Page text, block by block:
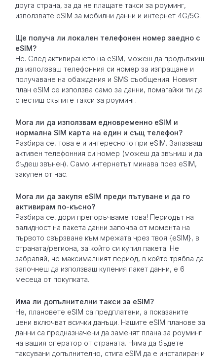
друга страна, за да не плащате такси за роуминг,
използвате eSIM за мобилни данни и интернет 4G/5G.
Ще получа ли локален телефонен номер заедно с
eSIM?
Не. След активирането на eSIM, можеш да продължиш
да използваш телефонния си номер за изпращане и
получаване на обаждания и SMS съобщения. Новият
план eSIM се използва само за данни, помагайки ти да
спестиш скъпите такси за роуминг.
Мога ли да използвам едновременно eSIM и
нормална SIM карта на един и същ телефон?
Разбира се, това е и интересното при eSIM. Запазваш
активен телефонния си номер (можеш да звъниш и да
бъдеш звънен). Само интернетът минава през eSIM,
закупен от нас.
Мога ли да закупя eSIM преди пътуване и да го
активирам по-късно?
Разбира се, дори препоръчваме това! Периодът на
валидност на пакета данни започва от момента на
първото свързване към мрежата чрез твоя {eSIM}, в
страната/региона, за който си купил пакета. Не
забравяй, че максималният период, в който трябва да
започнеш да използваш купения пакет данни, е 6
месеца от покупката.
Има ли допълнителни такси за eSIM?
Не, плановете eSIM са предплатени, а показаните
цени включват всички данъци. Нашите eSIM планове за
данни са предназначени да заменят плана за роуминг
на вашия оператор от страната. Няма да бъдете
таксувани допълнително, стига eSIM да е инсталиран и